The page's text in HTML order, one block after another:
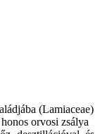
(Lamiaceae)
orvosi zsálya